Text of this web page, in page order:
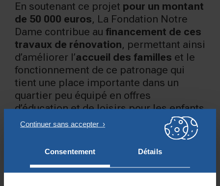
Consentement Détails
En soutenant ce projet pour un montant
de 50 000 euros, La Fondation Notre
Dame contribue au financement de ces
travaux de rénovation, permettant ainsi
d’améliorer l’accueil des familles et le
fonctionnement de ce patronage qui
tient une place importante dans un
quartier peu équipé en offres
d’éducation et de loisirs pour les enfants
et les jeunes.